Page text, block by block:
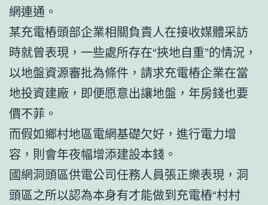
網連通。
某充電樁頭部企業相關負責人在接收媒體采訪
時就曾表現，一些處所存在“挾地自重”的情況，
以地盤資源審批為條件，請求充電樁企業在當
地投資建廠，即便愿意出讓地盤，年房錢也要
價不菲。
而假如鄉村地區電網基礎欠好，進行電力增
容，則會年夜幅增添建設本錢。
國網洞頭區供電公司任務人員張正樂表現，洞
頭區之所以認為本身有才能做到充電樁“村村